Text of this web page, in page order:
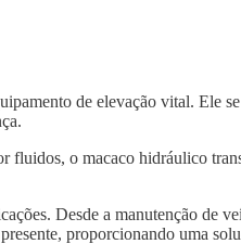
de elevação vital. Ele
o macaco hidráulico
Desde a manutenção de
proporcionando uma